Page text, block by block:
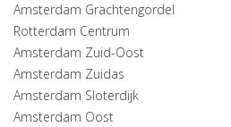
Amsterdam Grachtengordel
Rotterdam Centrum
Amsterdam Zuid-Oost
Amsterdam Zuidas
Amsterdam Sloterdijk
Amsterdam Oost